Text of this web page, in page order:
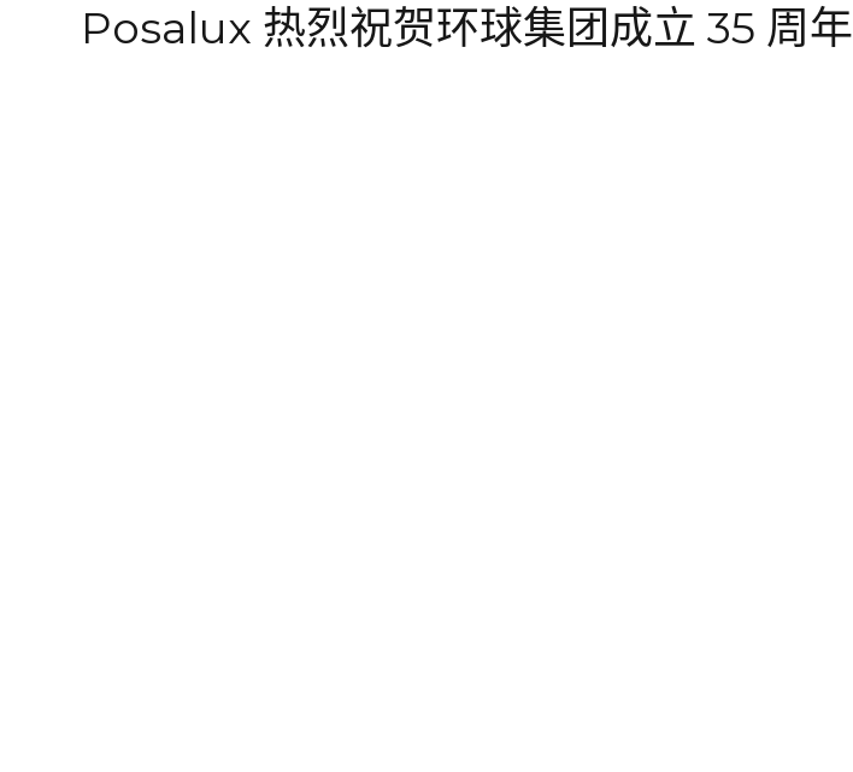
Posalux 热烈祝贺环球集团成立 35 周年